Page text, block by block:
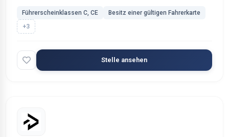
Führerscheinklassen C, CE
Besitz einer gültigen Fahrerkarte
+3
Stelle ansehen